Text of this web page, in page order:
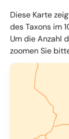
Diese Karte
des Taxons im
Um die Anzahl
zoomen Sie
© OpenMapTiles